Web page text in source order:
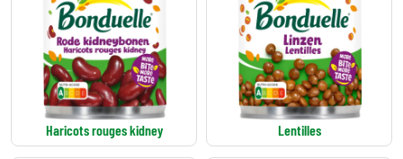
Haricots rouges kidney Lentilles